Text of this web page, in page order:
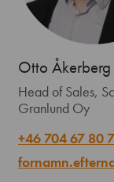
Otto Åkerberg
Head of Sales,
Granlund Oy
+46 704 67 80